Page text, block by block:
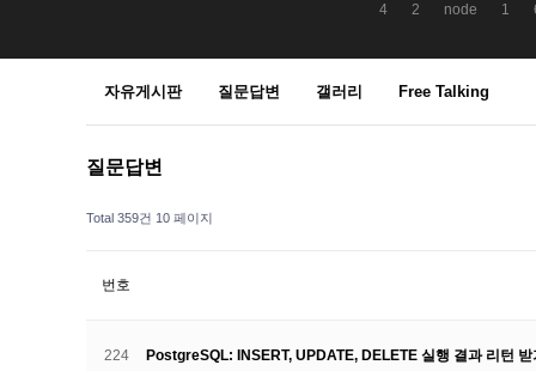
4 2 node 1
자유게시판 질문답변 갤러리 Free Talking
질문답변
Total 359건 10 페이지
번호
224 PostgreSQL: INSERT, UPDATE, DELETE 실행 결과 리턴